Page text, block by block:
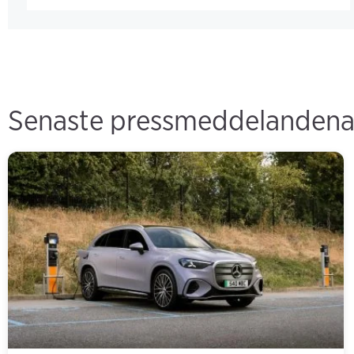
Senaste pressmeddelandena